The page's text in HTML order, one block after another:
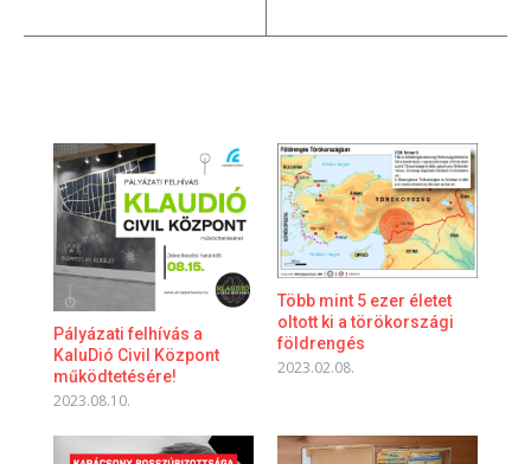
Pályázati felhívás a
KaluDió Civil Központ
működtetésére!
2023.08.10.
Több mint 5 ezer életet
oltott ki a törökországi
földrengés
2023.02.08.